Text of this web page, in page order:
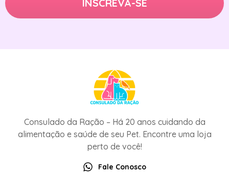
Consulado da Ração – Há 20 anos cuidando da
alimentação e saúde de seu Pet. Encontre uma loja
perto de você!
Fale Conosco